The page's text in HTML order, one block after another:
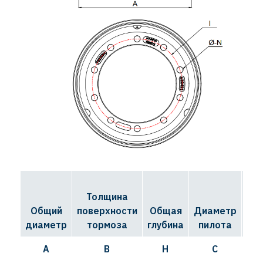
Общий
диаметр
Толщина
поверхности
тормоза
Общая
глубина
Диаметр
пилота
A B H C